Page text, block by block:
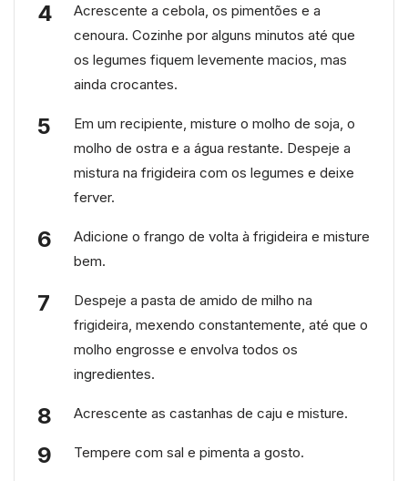
Acrescente a cebola, os pimentões e a
cenoura. Cozinhe por alguns minutos até que
os legumes fiquem levemente macios, mas
ainda crocantes.
Em um recipiente, misture o molho de soja, o
molho de ostra e a água restante. Despeje a
mistura na frigideira com os legumes e deixe
ferver.
Adicione o frango de volta à frigideira e misture
bem.
Despeje a pasta de amido de milho na
frigideira, mexendo constantemente, até que o
molho engrosse e envolva todos os
ingredientes.
Acrescente as castanhas de caju e misture.
Tempere com sal e pimenta a gosto.